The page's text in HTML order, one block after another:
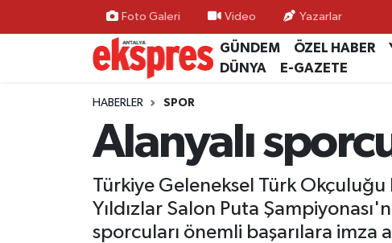
Foto Galeri Video Yazarlar
GÜNDEM ÖZEL HABER
DÜNYA
E-GAZETE
HABERLER SPOR
Alanyalı
Türkiye Geleneksel Türk
Yıldızlar Salon Puta
sporcuları önemli başarılara imza
ÖZEL HABER
GÜNDEM
YEREL GÜNDEM
EKONOMİ
Nöbetçi Eczaneler
Hava Durumu
Trafik Durumu
Süper Lig Puan Durumu ve Fikstür